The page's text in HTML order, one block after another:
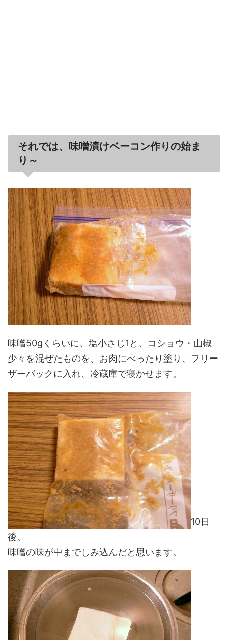
それでは、味噌漬けベーコン作りの始ま
り～
味噌50gくらいに、塩小さじ1と、コショウ・山椒
少々を混ぜたものを、お肉にべったり塗り、フリー
ザーバックに入れ、冷蔵庫で寝かせます。
10日
後。
味噌の味が中までしみ込んだと思います。